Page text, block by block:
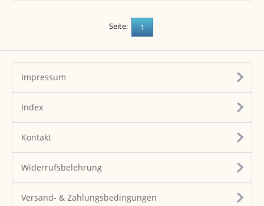
Seite: 1
Impressum
Index
Kontakt
Widerrufsbelehrung
Versand- & Zahlungsbedingungen